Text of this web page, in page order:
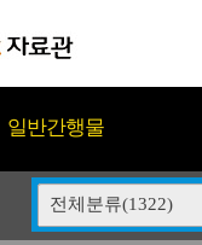
일반간행물
전체분류(1322)